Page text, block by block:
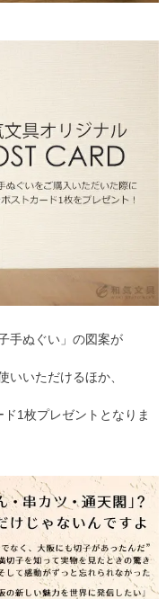
手ぬぐい」の図案が
いいただけるほか、
1枚プレゼントとなりま